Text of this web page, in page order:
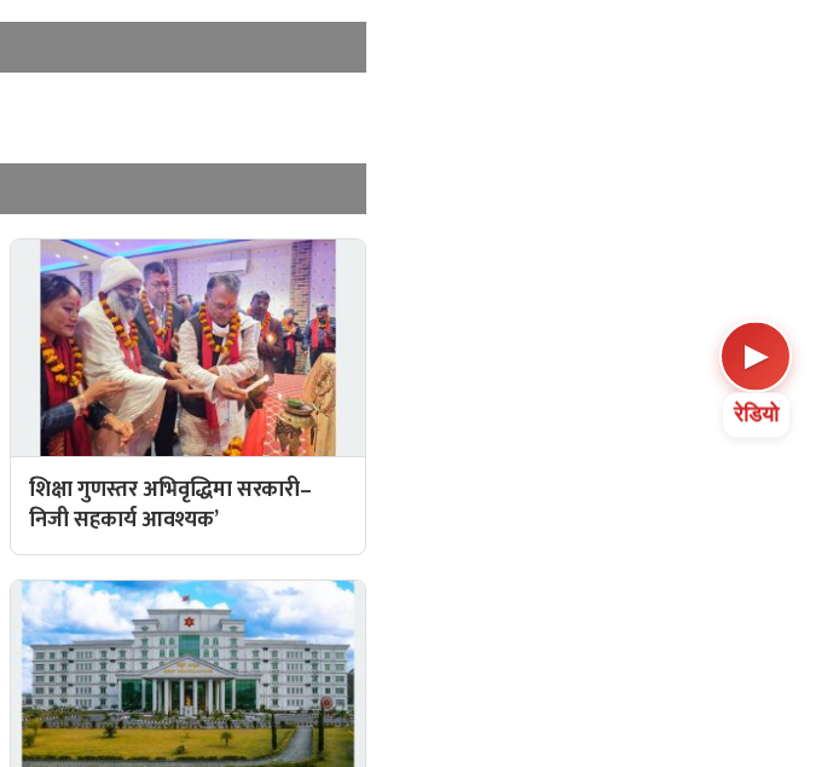
▶
रेडियो
शिक्षा गुणस्तर अभिवृद्धिमा सरकारी–
निजी सहकार्य आवश्यक’